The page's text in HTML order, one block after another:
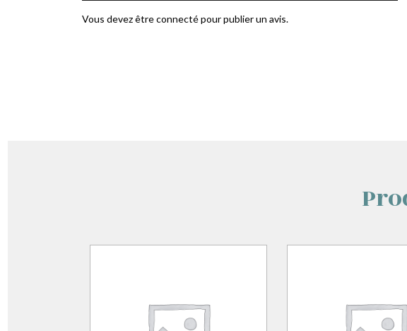
Vous devez êtreconnectépour publier un avis.